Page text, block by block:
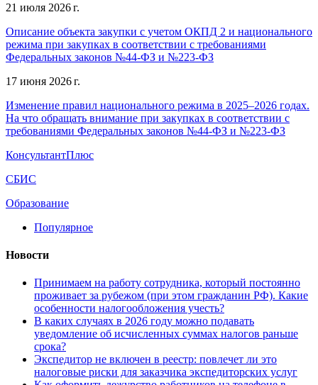
21 июля 2026 г.
Описание объекта закупки с учетом ОКПД 2 и национального
режима при закупках в соответствии с требованиями
Федеральных законов №44-ФЗ и №223-ФЗ
17 июня 2026 г.
Изменение правил национального режима в 2025–2026 годах.
На что обращать внимание при закупках в соответствии с
требованиями Федеральных законов №44-ФЗ и №223-ФЗ
КонсультантПлюс
СБИС
Образование
Популярное
Новости
Принимаем на работу сотрудника, который постоянно
проживает за рубежом (при этом гражданин РФ). Какие
особенности налогообложения учесть?
В каких случаях в 2026 году можно подавать
уведомление об исчисленных суммах налогов раньше
срока?
Экспедитор не включен в реестр: повлечет ли это
налоговые риски для заказчика экспедиторских услуг